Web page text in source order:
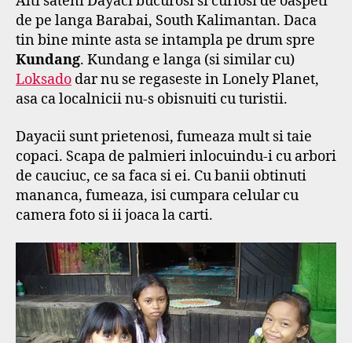
de pe langa Barabai, South Kalimantan. Daca
tin bine minte asta se intampla pe drum spre
Kundang. Kundang e langa (si similar cu)
Loksado dar nu se regaseste in Lonely Planet,
asa ca localnicii nu-s obisnuiti cu turistii.
Dayacii sunt prietenosi, fumeaza mult si taie
copaci. Scapa de palmieri inlocuindu-i cu arbori
de cauciuc, ce sa faca si ei. Cu banii obtinuti
mananca, fumeaza, isi cumpara celular cu
camera foto si ii joaca la carti.